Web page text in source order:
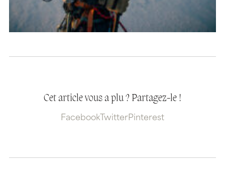
Cet article vous a plu ? Partagez-le !
Facebook TwitterPinterest